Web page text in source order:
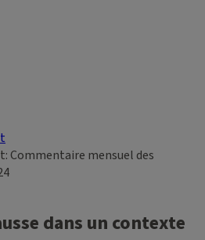
Commentaire mensuel des
dans un contexte